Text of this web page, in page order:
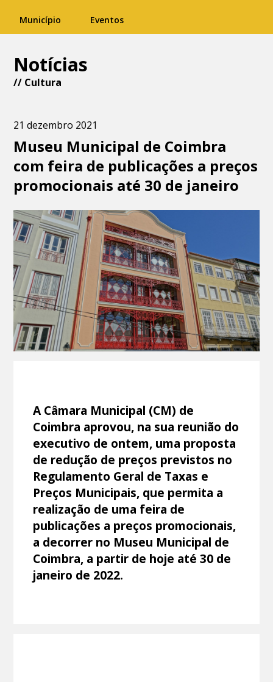
Município Eventos
Notícias
// Cultura
21 dezembro 2021
Museu Municipal de Coimbra
com feira de publicações a preços
promocionais até 30 de janeiro
A Câmara Municipal (CM) de
Coimbra aprovou, na sua reunião do
executivo de ontem, uma proposta
de redução de preços previstos no
Regulamento Geral de Taxas e
Preços Municipais, que permita a
realização de uma feira de
publicações a preços promocionais,
a decorrer no Museu Municipal de
Coimbra, a partir de hoje até 30 de
janeiro de 2022.